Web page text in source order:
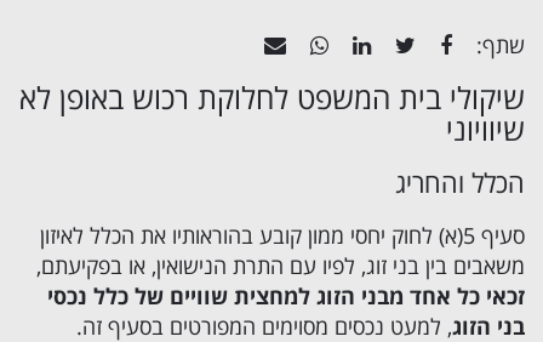
שתף:
שיקולי בית המשפט לחלוקת רכוש באופן לא
שיוויוני
הכלל והחריג
סעיף 5(א) לחוק יחסי ממון קובע בהוראותיו את הכלל לאיזון
משאבים בין בני זוג, לפיו עם התרת הנישואין, או בפקיעתם,
זכאי כל אחד מבני הזוג למחצית שוויים של כלל נכסי
בני הזוג, למעט נכסים מסוימים המפורטים בסעיף זה.